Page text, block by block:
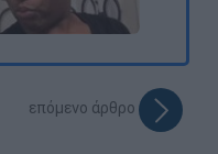
επόμενο άρθρο